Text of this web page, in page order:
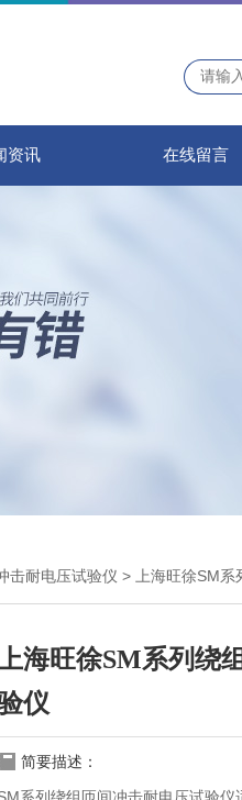
资讯 在线留言
击耐电压试验仪 > 上海旺徐SM系
海旺徐SM系列绕
仪
简要描述：